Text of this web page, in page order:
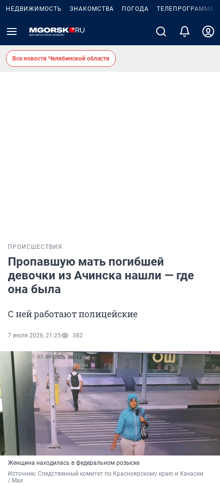
НЕДВИЖИМОСТЬ ЗНАКОМСТВА ПОГОДА ТЕЛЕПРОГРАММА
Все новости Челябинской области
ПРОИСШЕСТВИЯ
Пропавшую мать погибшей
девочки из Ачинска нашли — где
она была
С ней работают полицейские
7 июля 2026, 21:25 382
Женщина находилась в федеральном розыске
Источник: Следственный комитет по Красноярскому краю и Хакасии
/ Max